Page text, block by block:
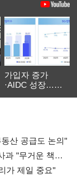
가입자 증가
·AIDC 성장…
산 공급도 논의"
과 "무거운 책임
가 제일 중요"